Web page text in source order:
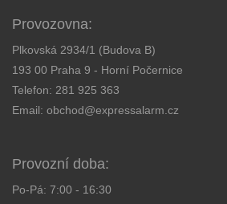
Provozovna:
Plkovská 2934/1 (Budova B)
193 00 Praha 9 - Horní Počernice
Telefon: 281 925 363
Email: obchod@expressalarm.cz
Provozní doba:
Po-Pá: 7:00 - 16:30